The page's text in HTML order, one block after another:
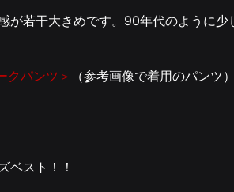
が若干大きめです。90年代のように少
クパンツ＞ （参考画像で着用のパンツ）
ベスト！！